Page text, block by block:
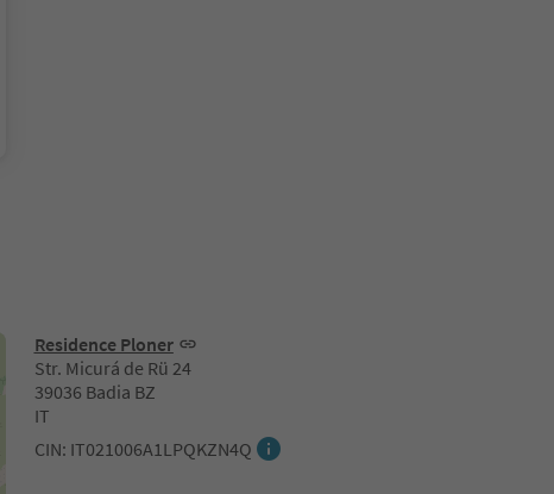
Residence Ploner
Str. Micurá de Rü 24
39036 Badia BZ
IT
CIN: IT021006A1LPQKZN4Q